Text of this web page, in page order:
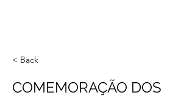
< Back
COMEMORAÇÃO DOS